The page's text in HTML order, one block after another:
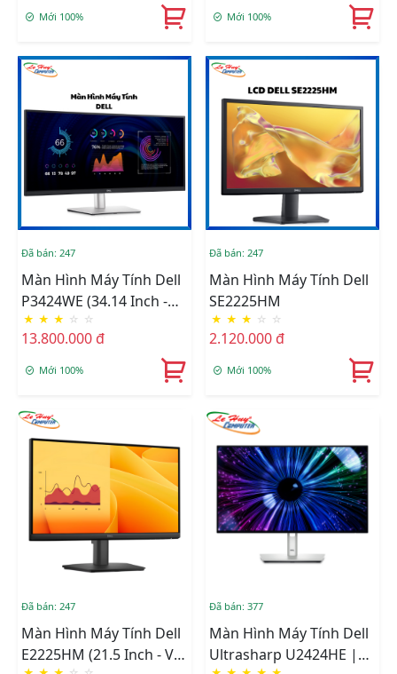
Mới 100% Mới 100%
Đã bán: 247
Màn Hình Máy Tính Dell
P3424WE (34.14 Inch -
WQHD - IPS - 60Hz - 5ms
- USB TypeC - Curved)
★ ★ ★ ☆ ☆
13.800.000 đ
Mới 100%
Đã bán: 247
Màn Hình Máy Tính Dell
SE2225HM
★ ★ ★ ☆ ☆
2.120.000 đ
Mới 100%
Đã bán: 247
Màn Hình Máy Tính Dell
E2225HM (21.5 Inch - VA
Đã bán: 377
Màn Hình Máy Tính Dell
Ultrasharp U2424HE |